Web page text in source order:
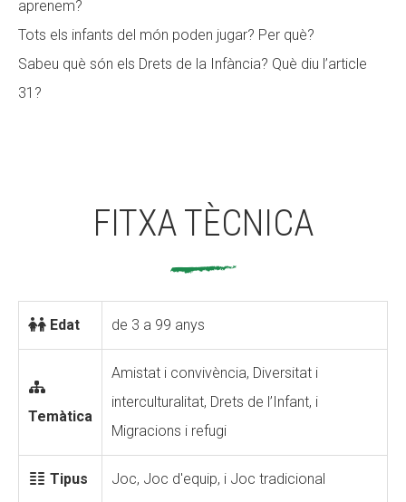
aprenem?
Tots els infants del món poden jugar? Per què?
Sabeu què són els Drets de la Infància? Què diu l’article
31?
FITXA TÈCNICA
Edat de 3 a 99 anys
Temàtica
Amistat i convivència, Diversitat i
interculturalitat, Drets de l’Infant, i
Migracions i refugi
Tipus Joc, Joc d'equip, i Joc tradicional